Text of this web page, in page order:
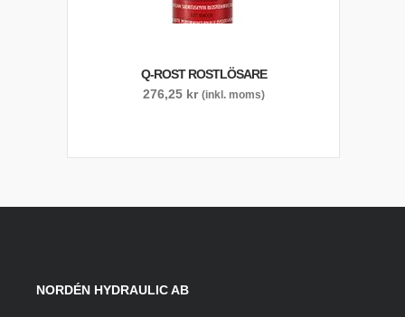
Q-ROST ROSTLÖSARE
276,25 kr (inkl. moms)
NORDÉN HYDRAULIC AB